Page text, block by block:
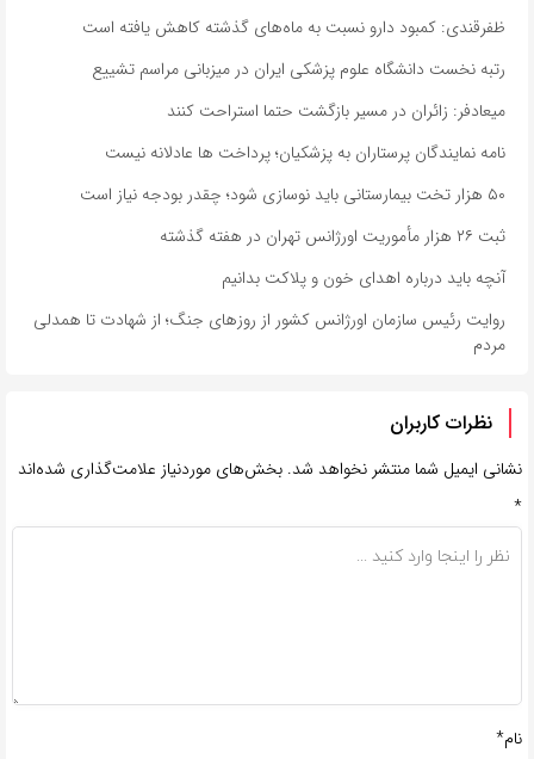
ظفرقندی: کمبود دارو نسبت به ماه‌های گذشته کاهش یافته است
رتبه نخست دانشگاه علوم پزشکی ایران در میزبانی مراسم تشییع
میعادفر: زائران در مسیر بازگشت حتما استراحت کنند
نامه نمایندگان پرستاران به پزشکیان؛ پرداخت ها عادلانه نیست
۵۰ هزار تخت بیمارستانی باید نوسازی شود؛ چقدر بودجه نیاز است
ثبت ۲۶ هزار مأموریت اورژانس تهران در هفته گذشته
آنچه باید درباره اهدای خون و پلاکت بدانیم
روایت رئیس سازمان اورژانس کشور از روزهای جنگ؛ از شهادت تا همدلی
مردم
نظرات کاربران
نشانی ایمیل شما منتشر نخواهد شد. بخش‌های موردنیاز علامت‌گذاری شده‌اند
*
نام*